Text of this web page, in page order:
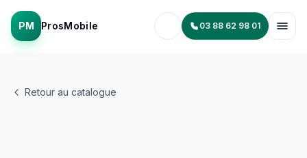
PM ProsMobile 03 88 62 98 01
Retour au catalogue